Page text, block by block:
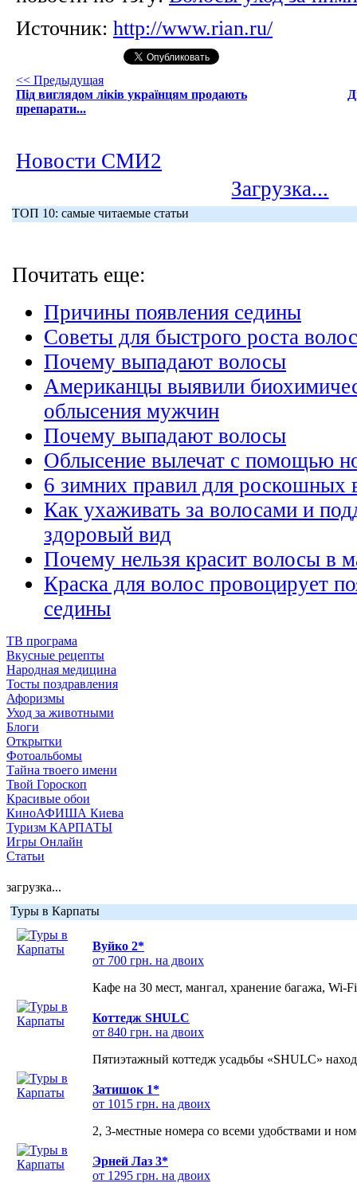
Источник: http://www.rian.ru/
<< Предыдущая
Під виглядом ліків українцям продають
препарати...
Новости СМИ2
Загрузка...
ТОП 10: самые читаемые статьи
Почитать еще:
Причины появления седины
Советы для быстрого роста волос
Почему выпадают волосы
Американцы выявили
облысения мужчин
Почему выпадают волосы
Облысение вылечат с помощью
6 зимних правил для роскошных
Как ухаживать за волосами и
здоровый вид
Почему нельзя красит волосы в
Краска для волос провоцирует
седины
ТВ програма
Вкусные рецепты
Народная медицина
Тосты поздравления
Афоризмы
Уход за животными
Блоги
Открытки
Фотоальбомы
Тайна твоего имени
Твой Гороскоп
Красивые обои
КиноАФИША Киева
Туризм КАРПАТЫ
Игры Онлайн
Статьи
загрузка...
Туры в Карпаты
Вуйко 2*
от 700 грн. на двоих
Кафе на 30 мест, мангал, хранение багажа, Wi-
Коттедж SHULC
от 840 грн. на двоих
Пятиэтажный коттедж усадьбы «SHULC»
Затишок 1*
от 1015 грн. на двоих
2, 3-местные номера со всеми удобствами и
Эрней Лаз 3*
от 1295 грн. на двоих